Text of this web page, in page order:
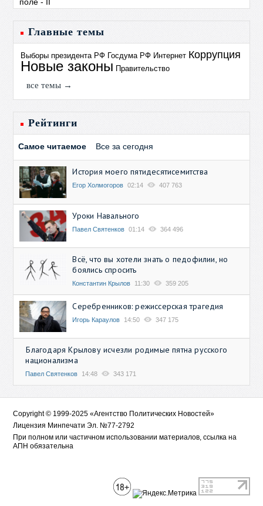
Главные темы
Выборы президента РФ Госдума РФ Интернет Коррупция
Новые законы Правительство
все темы →
Рейтинги
Самое читаемое Все за сегодня
История моего пятидесятисемитства
Егор Холмогоров 02:14 407 763
Уроки Навального
Павел Святенков 01:14 364 496
Всё, что вы хотели знать о педофилии, но
боялись спросить
Константин Крылов 11:30 359 205
Серебренников: режиссерская трагедия
Игорь Караулов 14:50 347 175
Благодаря Крылову исчезли родимые пятна русского
национализма
Павел Святенков 14:48 343 171
Copyright © 1999-2025 «Агентство Политических Новостей»
Лицензия Минпечати Эл. №77-2792
При полном или частичном использовании материалов, ссылка на
АПН обязательна